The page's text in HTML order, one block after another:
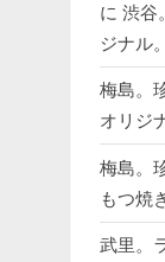
に 渋谷
ジナル。
梅島。
オリジ
梅島。
もつ焼
武里。